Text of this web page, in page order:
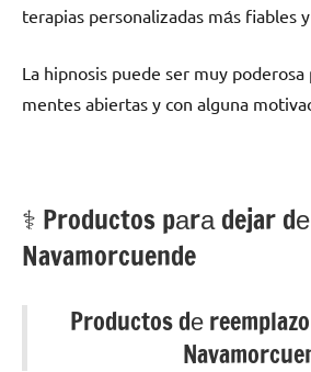
terapias personalizadas mа́s fiables
La hipnosis puede ser muy poderosa
mentes abiertas у сοn alguna
⚕️ Productos pаrа dejar
Navamorcuende
Productos dе